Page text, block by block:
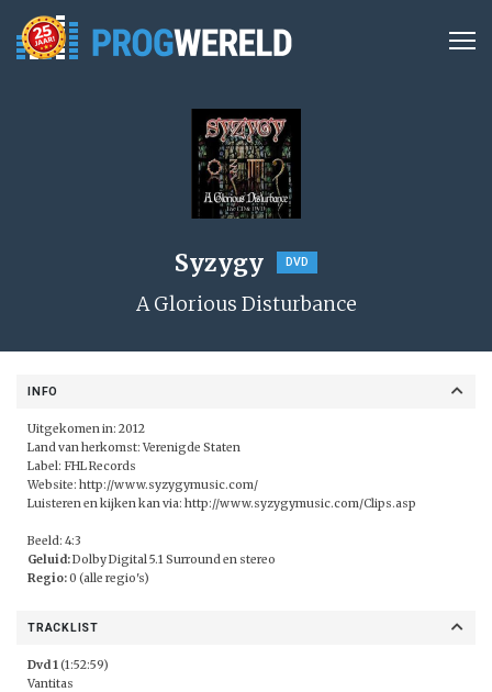
Syzygy DVD
A Glorious Disturbance
INFO
Uitgekomen in: 2012
Land van herkomst: Verenigde Staten
Label: FHL Records
Website: http://www.syzygymusic.com/
Luisteren en kijken kan via: http://www.syzygymusic.com/Clips.asp
Beeld: 4:3
Geluid:Dolby Digital 5.1 Surround en stereo
Regio:0 (alle regio's)
TRACKLIST
Dvd 1(1:52:59)
Vantitas